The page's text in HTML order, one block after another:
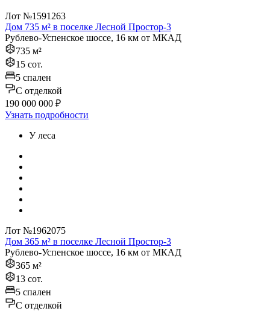
Лот №1591263
Дом 735 м² в поселке Лесной Простор-3
Рублево-Успенское шоссе, 16 км от МКАД
735 м²
15 сот.
5 спален
C отделкой
190 000 000 ₽
Узнать подробности
У леса
Лот №1962075
Дом 365 м² в поселке Лесной Простор-3
Рублево-Успенское шоссе, 16 км от МКАД
365 м²
13 сот.
5 спален
C отделкой